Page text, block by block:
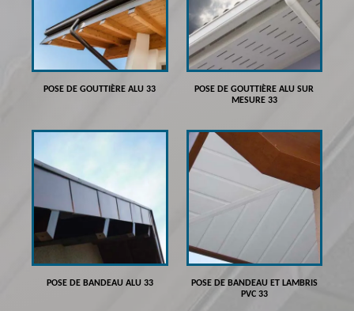
POSE DE GOUTTIÈRE ALU 33
POSE DE GOUTTIÈRE ALU SUR
MESURE 33
POSE DE BANDEAU ALU 33
POSE DE BANDEAU ET LAMBRIS
PVC 33